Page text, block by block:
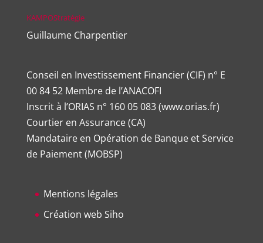
KAMPOStratégie
Guillaume Charpentier
Conseil en Investissement Financier (CIF) n° E
00 84 52 Membre de l’ANACOFI
Inscrit à l’ORIAS n° 160 05 083(www.orias.fr)
Courtier en Assurance (CA)
Mandataire en Opération de Banque et Service
de Paiement (MOBSP)
Mentions légales
Création web Siho